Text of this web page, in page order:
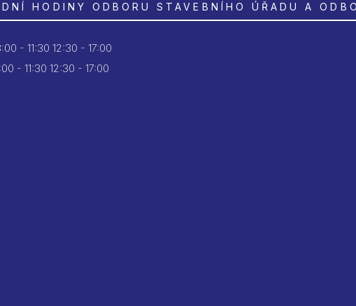
HODINY ODBORU STAVEBNÍHO ÚŘADU A
- 11:30 12:30 - 17:00
- 11:30 12:30 - 17:00